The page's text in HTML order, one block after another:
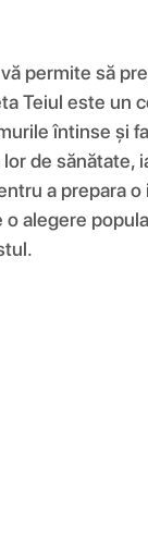
permite să
Teiul este
întinse și
de
a prepara
alegere